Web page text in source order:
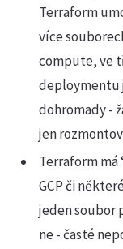
Terraform
více
compute, ve
deploymentu
dohromady -
jen
Terraform má
GCP či
jeden soubor
ne - časté